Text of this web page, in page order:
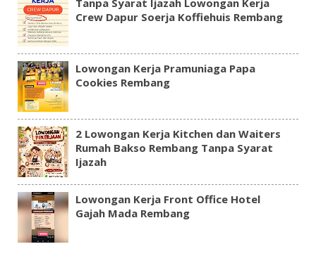
Tanpa Syarat Ijazah Lowongan Kerja
Crew Dapur Soerja Koffiehuis Rembang
Lowongan Kerja Pramuniaga Papa
Cookies Rembang
2 Lowongan Kerja Kitchen dan Waiters
Rumah Bakso Rembang Tanpa Syarat
Ijazah
Lowongan Kerja Front Office Hotel
Gajah Mada Rembang